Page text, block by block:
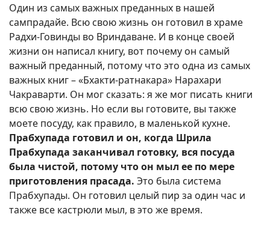
Один из самых важных преданных в нашей
сампрадайе. Всю свою жизнь он готовил в храме
Радхи-Говинды во Вриндаване. И в конце своей
жизни он написал книгу, вот почему он самый
важный преданный, потому что это одна из самых
важных книг – «Бхакти-ратнакара» Нарахари
Чакраварти. Он мог сказать: я же мог писать книги
всю свою жизнь. Но если вы готовите, вы также
моете посуду, как правило, в маленькой кухне.
Прабхупада готовил и он, когда Шрила
Прабхупада заканчивал готовку, вся посуда
была чистой, потому что он мыл ее по мере
приготовления прасада. Это была система
Прабхупады. Он готовил целый пир за один час и
также все кастрюли мыл, в это же время.